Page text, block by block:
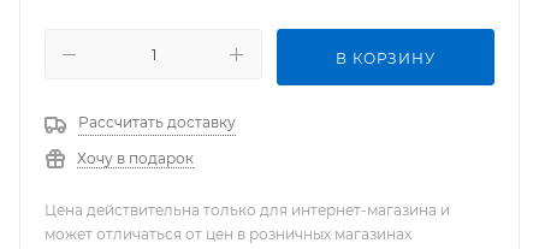
В КОРЗИНУ
Рассчитать доставку
Хочу в подарок
Цена действительна только для интернет-магазина и
может отличаться от цен в розничных магазинах